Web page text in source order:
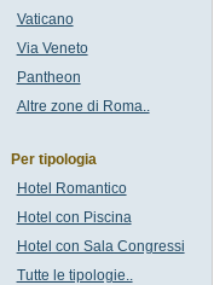
Vaticano
Via Veneto
Pantheon
Altre zone di Roma..
Per tipologia
Hotel Romantico
Hotel con Piscina
Hotel con Sala Congressi
Tutte le tipologie..